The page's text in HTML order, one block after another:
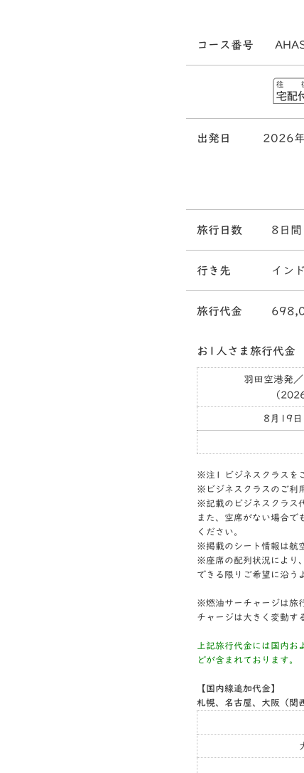
コース番号
出発日 2026
旅行日数 8日間
行き先 イン
旅行代金
お1人さま旅行代金
羽田空港発
（
8月19日
※注1 ビジネスクラスを
※ビジネスクラスのご利
※記載のビジネスクラス
また、空席がない場合で
ください。
※掲載のシート情報は航
※座席の配列状況により
できる限りご希望に沿う
※燃油サーチャージは旅
チャージは大きく変動す
上記旅行代金には国内
どが含まれております。
【国内線追加代金】
札幌、名古屋、大阪（関